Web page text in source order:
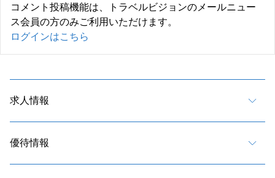
コメント投稿機能は、トラベルビジョンのメールニュー
ス会員の方のみご利用いただけます。
ログインはこちら
求人情報
優待情報